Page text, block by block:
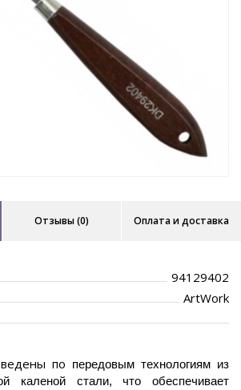
Отзывы (0) Оплата и доставка
94129402
ArtWork
по передовым технологиям из
каленой стали, что обеспечивает